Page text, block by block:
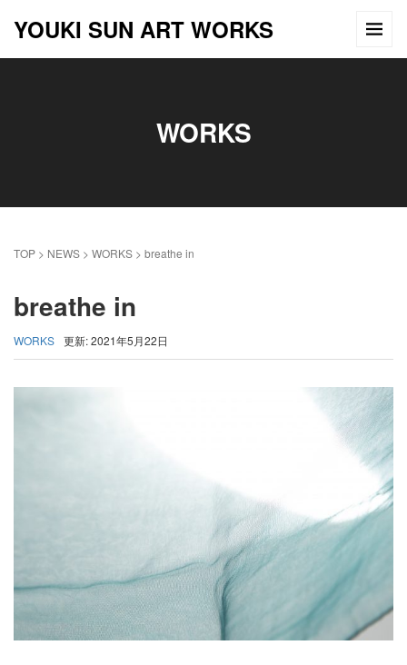
YOUKI SUN ART WORKS
WORKS
TOP > NEWS > WORKS > breathe in
breathe in
WORKS 更新: 2021年5月22日